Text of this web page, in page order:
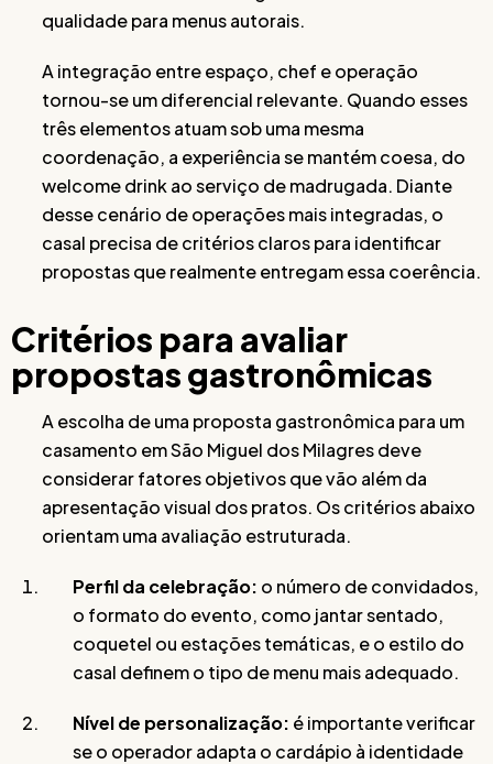
qualidade para menus autorais.
A integração entre espaço, chef e operação
tornou-se um diferencial relevante. Quando esses
três elementos atuam sob uma mesma
coordenação, a experiência se mantém coesa, do
welcome drink ao serviço de madrugada. Diante
desse cenário de operações mais integradas, o
casal precisa de critérios claros para identificar
propostas que realmente entregam essa coerência.
Critérios para avaliar
propostas gastronômicas
A escolha de uma proposta gastronômica para um
casamento em São Miguel dos Milagres deve
considerar fatores objetivos que vão além da
apresentação visual dos pratos. Os critérios abaixo
orientam uma avaliação estruturada.
Perfil da celebração: o número de convidados,
o formato do evento, como jantar sentado,
coquetel ou estações temáticas, e o estilo do
casal definem o tipo de menu mais adequado.
Nível de personalização: é importante verificar
se o operador adapta o cardápio à identidade